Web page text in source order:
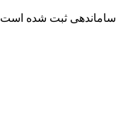
ساماندهی ثبت شده است